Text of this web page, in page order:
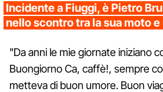
Incidente a Fiuggi, è Pietro
nello scontro tra la sua moto
"Da anni le mie giornate iniziano
Buongiorno Ca, caffè!, sempre
metteva di buon umore. Buon